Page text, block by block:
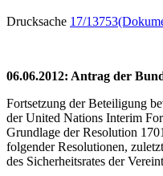
Drucksache 17/13753
06.06.2012: Antrag der
Fortsetzung der Beteiligung
der United Nations Interim
Grundlage der Resolution
folgender Resolutionen,
des Sicherheitsrates der